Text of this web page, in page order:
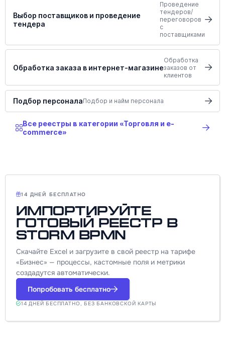
Выбор поставщиков и проведение
тендера
Проведение
тендеров/
переговоров
с
поставщиками
Обработка заказа в интернет-магазине
Обработка
заказов от
клиентов
Подбор персоналаПодбор и найм персонала
Все реестры в категории «Торговля и e-
commerce»
14 ДНЕЙ БЕСПЛАТНО
Импортируйте
готовый реестр в
Storm BPMN
Скачайте Excel и загрузите в свой реестр на тарифе
«Бизнес» — процессы, кастомные поля и метрики
создадутся автоматически.
Попробовать бесплатно
14 ДНЕЙ БЕСПЛАТНО, БЕЗ БАНКОВСКОЙ КАРТЫ